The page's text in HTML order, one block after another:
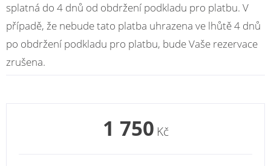
splatná do 4 dnů od obdržení podkladu pro platbu. V
případě, že nebude tato platba uhrazena ve lhůtě 4 dnů
po obdržení podkladu pro platbu, bude Vaše rezervace
zrušena.
1 750 Kč